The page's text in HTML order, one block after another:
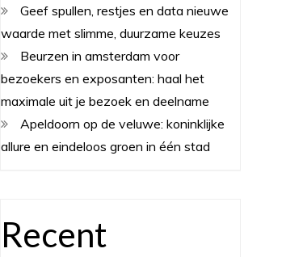
Geef spullen, restjes en data nieuwe
waarde met slimme, duurzame keuzes
Beurzen in amsterdam voor
bezoekers en exposanten: haal het
maximale uit je bezoek en deelname
Apeldoorn op de veluwe: koninklijke
allure en eindeloos groen in één stad
Recent